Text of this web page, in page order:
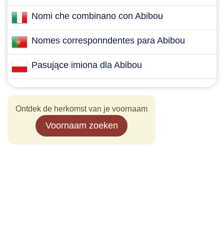
Nomi che combinano con Abibou
Nomes corresponndentes para Abibou
Pasujące imiona dla Abibou
Ontdek de herkomst van je voornaam
Voornaam zoeken